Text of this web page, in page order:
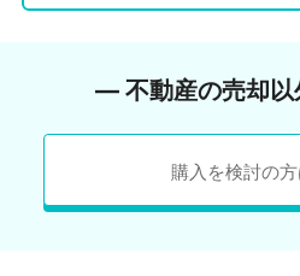
― 不動産の売却
購入を検討の